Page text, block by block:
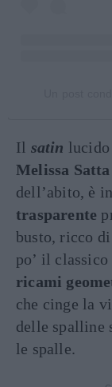
Il satin
Melissa Satta
dell’abito, è
trasparente
busto, ricco
po’ il
ricami
che cinge la
delle spalline
le spalle.